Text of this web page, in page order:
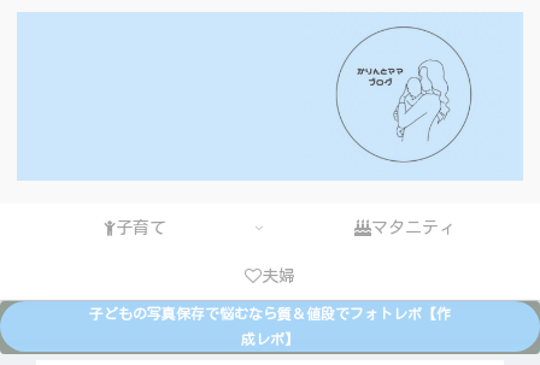
子育て マタニティ
夫婦
子どもの写真保存で悩むなら質＆値段でフォトレボ【作
成レポ】